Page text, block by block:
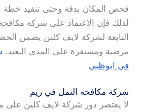
فحص المكان بدقة وحتى تنفيذ خطة
لذلك فإن الاعتماد على شركة
التابعة لشركة لايف كلين يضمن
مرضية ومستقرة على المدى البعيد.
في ابوظبي
شركة مكافحة النمل في ريم
لا يقتصر دور شركة لايف كلين على